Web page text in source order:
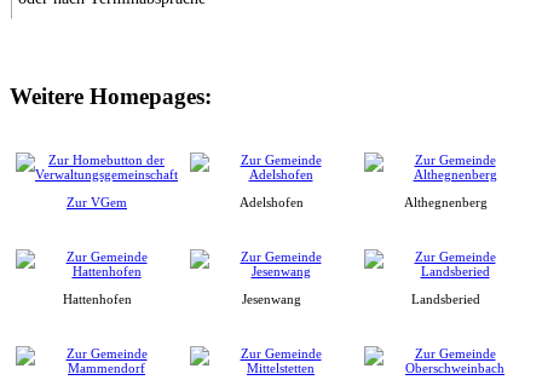
Weitere Homepages:
Zur VGem Adelshofen Althegnenberg
Hattenhofen Jesenwang Landsberied